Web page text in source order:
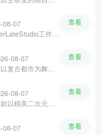
08-07
小小法师小游戏是NeverLateStudio工作室打造的一款卡通风格弹幕射击魔法游戏，玩家可以运用火冰雷光暗五种基础元素自由组合出数十种法术，通过闯关形式对抗入侵的邪恶怪物。游戏中所有法术均可强化升级，而且操作简单易上手，画面精致唯美，节奏明快爽快，专为休闲玩家设计的肉鸽风格冒险体验。
查看
08-07
异象回声官方版是一款以复古都市为舞台的二次元怪谈悬疑策略手游，背景设定在虚构的上世纪冷山市，融合神秘诡谲的城市氛围、考究的时代细节与精美立绘。游戏中你将化身危机应对局调查科科长，带领探员破解离奇异象事件，揭开层层阴谋背后的真相，兼具沉浸式剧情体验与高策略性卡牌对战。
查看
08-07
万源圣魔录官方版是一款以精美二次元美术风格呈现的策略战争类SLG游戏，玩家化身一国之主招募美少女角色组建专属队伍，六大特色阵营各具专属技能可灵活搭配。游戏中每位角色均配备独立立绘与CG动画，战斗热血爽快强调策略布局，新人上线即领SSR角色洛绾嫣及多重限定福利，打造独一无二的强势力阵容。
查看
08-07
查看